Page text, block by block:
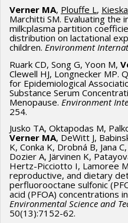
Verner MA, Plouffe L,
Marchitti SM. Evaluating the
milk:plasma partition
distribution on lactational
children. Environment
Ruark CD, Song G, Yoon M,
Clewell HJ, Longnecker MP.
for Epidemiological
Substance Serum
Menopause. Environment
254.
Jusko TA, Oktapodas M,
Verner MA, DeWitt J,
K, Conka K, Drobná B, Jana
Dozier A, Järvinen K,
Hertz-Picciotto I, Lamoree
reproductive, and dietary
perfluorooctane sulfonic
acid (PFOA) concentrations
Environmental Science and
50(13):7152-62.